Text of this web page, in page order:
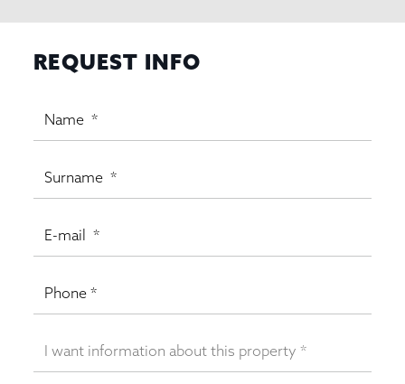
REQUEST INFO